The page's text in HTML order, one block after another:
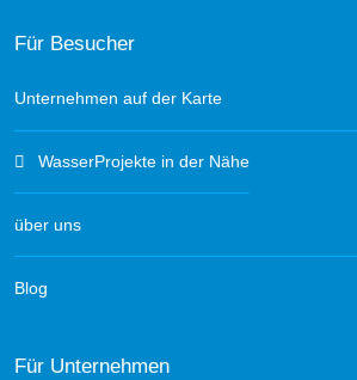
Für Besucher
Unternehmen auf der Karte
WasserProjekte in der Nähe
über uns
Blog
Für Unternehmen